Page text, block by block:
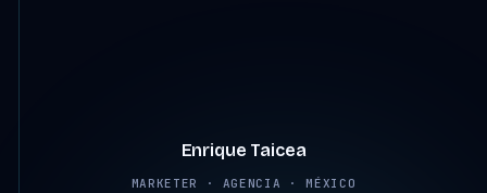
Enrique Taicea
MARKETER · AGENCIA · MÉXICO